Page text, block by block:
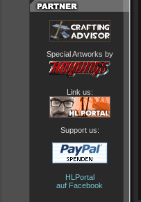
Special Artworks by
Link us:
Support us:
HLPortal
auf Facebook